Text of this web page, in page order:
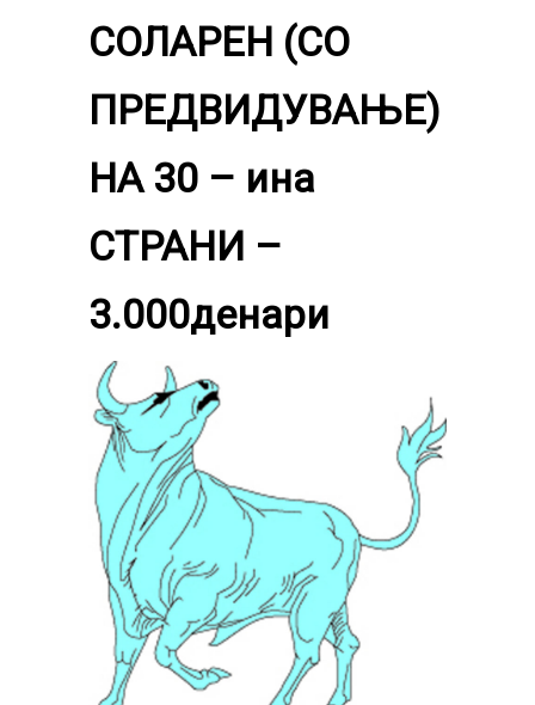
СОЛАРЕН (СО
ПРЕДВИДУВАЊЕ)
НА 30 – ина
СТРАНИ –
3.000денари